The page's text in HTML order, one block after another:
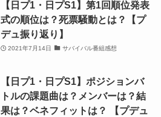
【日プ1・日プS1】第1回順位発表
式の順位は？死票騒動とは？【プ
デュ振り返り】
2021年7月14日 サバイバル番組感想
【日プ1・日プS1】ポジションバ
トルの課題曲は？メンバーは？結
果は？ベネフィットは？ 【プデュ